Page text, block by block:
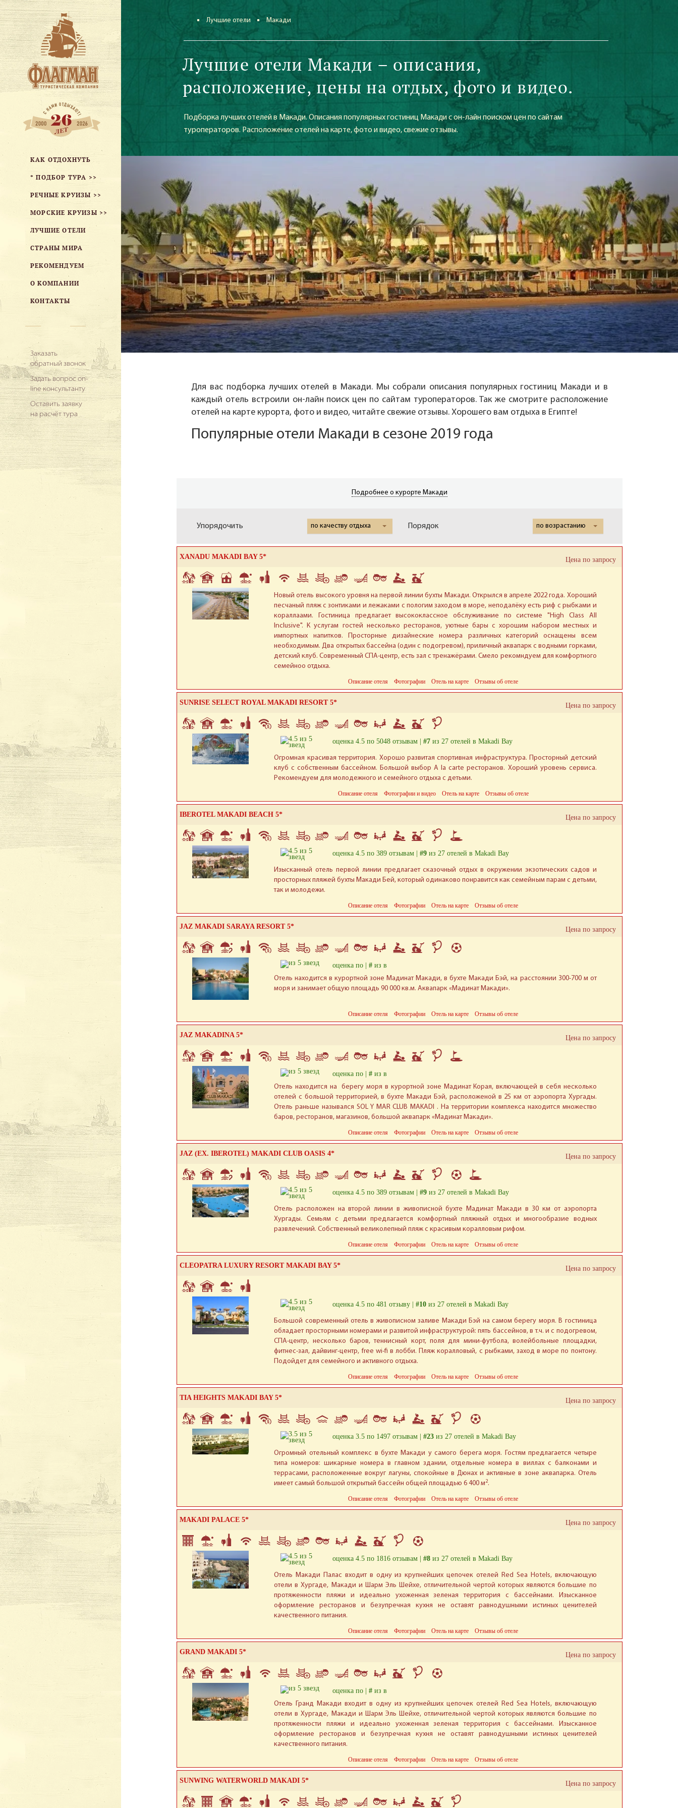
КАК ОТДОХНУТЬ
* ПОДБОР ТУРА >>
РЕЧНЫЕ КРУИЗЫ >>
МОРСКИЕ КРУИЗЫ >>
ЛУЧШИЕ ОТЕЛИ
СТРАНЫ МИРА
РЕКОМЕНДУЕМ
О КОМПАНИИ
КОНТАКТЫ
Заказать
обратный звонок
Задать вопрос on-
line консультанту
Оставить заявку
на расчёт тура
Лучшие отели Макади
Лучшие отели Макади – описания,
расположение, цены на отдых, фото и видео.
Подборка лучших отелей в Макади. Описания популярных гостиниц Макади с он-лайн поиском цен по сайтам
туроператоров. Расположение отелей на карте, фото и видео, свежие отзывы.
Для вас подборка лучших отелей в Макади. Мы собрали описания популярных гостиниц Макади и в
каждый отель встроили он-лайн поиск цен по сайтам туроператоров. Так же смотрите расположение
отелей на карте курорта, фото и видео, читайте свежие отзывы. Хорошего вам отдыха в Египте!
Популярные отели Макади в сезоне 2019 года
Подробнее о курорте Макади
Упорядочить по качеству отдыха Порядок по возрастанию
XANADU MAKADI BAY 5* Цена по запросу
Новый отель высокого уровня на первой линии бухты Макади. Открылся в апреле 2022 года. Хороший
песчаный пляж с зонтиками и лежаками с пологим заходом в море, неподалёку есть риф с рыбками и
кораллаами. Гостиница предлагает высококлассное обслуживание по системе "High Class All
Inclusive". К услугам гостей несколько ресторанов, уютные бары с хорошим набором местных и
импортных напитков. Просторные дизайнеские номера различных категорий оснащены всем
необходимым. Два открытых бассейна (один с подогревом), приличный аквапарк с водными горками,
детский клуб. Современный СПА-центр, есть зал с тренажёрами. Смело рекомндуем для комфортного
семейноо отдыха.
Описание отеля Фотографии Отель на карте Отзывы об отеле
SUNRISE SELECT ROYAL MAKADI RESORT 5* Цена по запросу
оценка 4.5 по 5048 отзывам |#7 из 27 отелей в Makadi Bay
Огромная красивая территория. Хорошо развитая спортивная инфраструктура. Просторный детский
клуб с собственным бассейном. Большой выбор A la carte ресторанов. Хороший уровень сервиса.
Рекомендуем для молодежного и семейного отдыха с детьми.
Описание отеля Фотографии и видео Отель на карте Отзывы об отеле
IBEROTEL MAKADI BEACH 5* Цена по запросу
оценка 4.5 по 389 отзывам |#9 из 27 отелей в Makadi Bay
Изысканный отель первой линии предлагает сказочный отдых в окружении экзотических садов и
просторных пляжей бухты Макади Бей, который одинаково понравится как семейным парам с детьми,
так и молодежи.
Описание отеля Фотографии Отель на карте Отзывы об отеле
JAZ MAKADI SARAYA RESORT 5* Цена по запросу
оценка по |# из в
Отель находится в курортной зоне Мадинат Макади, в бухте Макади Бэй, на расстоянии 300-700 м от
моря и занимает общую площадь 90 000 кв.м. Аквапарк «Мадинат Макади».
Описание отеля Фотографии Отель на карте Отзывы об отеле
JAZ MAKADINA 5* Цена по запросу
оценка по |# из в
Отель находится на берегу моря в курортной зоне Мадинат Корая, включающей в себя несколько
отелей с большой территорией, в бухте Макади Бэй, расположеной в 25 км от аэропорта Хургады.
Отель раньше назывался SOL Y MAR CLUB MAKADI . На территории комплекса находится множество
баров, ресторанов, магазинов, большой аквапарк «Мадинат Макади».
Описание отеля Фотографии Отель на карте Отзывы об отеле
JAZ (EX. IBEROTEL) MAKADI CLUB OASIS 4* Цена по запросу
оценка 4.5 по 389 отзывам |#9 из 27 отелей в Makadi Bay
Отель расположен на второй линии в живописной бухте Мадинат Макади в 30 км от аэропорта
Хургады. Семьям с детьми предлагается комфортный пляжный отдых и многообразие водных
развлечений. Собственный великолепный пляж с красивым коралловым рифом.
Описание отеля Фотографии Отель на карте Отзывы об отеле
CLEOPATRA LUXURY RESORT MAKADI BAY 5* Цена по запросу
оценка 4.5 по 481 отзыву |#10 из 27 отелей в Makadi Bay
Большой современный отель в живописном заливе Макади Бэй на самом берегу моря. В гостиница
обладает просторными номерами и развитой инфраструктурой: пять бассейнов, в т.ч. и с подогревом,
СПА-центр, несколько баров, теннисный корт, поля для мини-футбола, волейбольные площадки,
фитнес-зал, дайвинг-центр, free wi-fi в лобби. Пляж коралловый, с рыбками, заход в море по понтону.
Подойдет для семейного и активного отдыха.
Описание отеля Фотографии Отель на карте Отзывы об отеле
TIA HEIGHTS MAKADI BAY 5* Цена по запросу
оценка 3.5 по 1497 отзывам |#23 из 27 отелей в Makadi Bay
Огромный отельный комплекс в бухте Макади у самого берега моря. Гостям предлагается четыре
типа номеров: шикарные номера в главном здании, отдельные номера в виллах с балконами и
террасами, расположенные вокруг лагуны, спокойные в Дюнах и активные в зоне аквапарка. Отель
имеет самый большой открытый бассейн общей площадью 6 400 м2.
Описание отеля Фотографии Отель на карте Отзывы об отеле
MAKADI PALACE 5* Цена по запросу
оценка 4.5 по 1816 отзывам |#8 из 27 отелей в Makadi Bay
Отель Макади Палас входит в одну из крупнейших цепочек отелей Red Sea Hotels, включающую
отели в Хургаде, Макади и Шарм Эль Шейхе, отличительной чертой которых являются большие по
протяженности пляжи и идеально ухоженная зеленая территория с бассейнами. Изысканное
оформление ресторанов и безупречная кухня не оставят равнодушными истиных ценителей
качественного питания.
Описание отеля Фотографии Отель на карте Отзывы об отеле
GRAND MAKADI 5* Цена по запросу
оценка по |# из в
Отель Гранд Макади входит в одну из крупнейших цепочек отелей Red Sea Hotels, включающую
отели в Хургаде, Макади и Шарм Эль Шейхе, отличительной чертой которых являются большие по
протяженности пляжи и идеально ухоженная зеленая территория с бассейнами. Изысканное
оформление ресторанов и безупречная кухня не оставят равнодушными истиных ценителей
качественного питания.
Описание отеля Фотографии Отель на карте Отзывы об отеле
SUNWING WATERWORLD MAKADI 5* Цена по запросу